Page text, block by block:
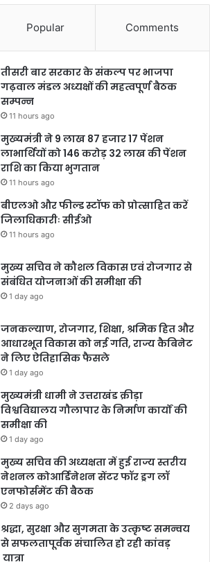
Popular Comments
तीसरी बार सरकार के संकल्प पर भाजपा
गढ़वाल मंडल अध्यक्षों की महत्वपूर्ण बैठक
सम्पन्न
11 hours ago
मुख्यमंत्री ने 9 लाख 87 हजार 17 पेंशन
लाभार्थियों को 146 करोड़ 32 लाख की पेंशन
राशि का किया भुगतान
11 hours ago
बीएलओ और फील्ड स्टॉफ को प्रोत्साहित करें
जिलाधिकारीः सीईओ
11 hours ago
मुख्य सचिव ने कौशल विकास एवं रोजगार से
संबंधित योजनाओं की समीक्षा की
1 day ago
जनकल्याण, रोजगार, शिक्षा, श्रमिक हित और
आधारभूत विकास को नई गति, राज्य कैबिनेट
ने लिए ऐतिहासिक फैसले
1 day ago
मुख्यमंत्री धामी ने उत्तराखंड क्रीड़ा
विश्वविद्यालय गौलापार के निर्माण कार्यों की
समीक्षा की
1 day ago
मुख्य सचिव की अध्यक्षता में हुई राज्य स्तरीय
नेशनल कोआर्डिनेशन सेंटर फॉर ड्रग लॉ
एनफोर्समेंट की बैठक
2 days ago
श्रद्धा, सुरक्षा और सुगमता के उत्कृष्ट समन्वय
से सफलतापूर्वक संचालित हो रही कांवड़
यात्रा